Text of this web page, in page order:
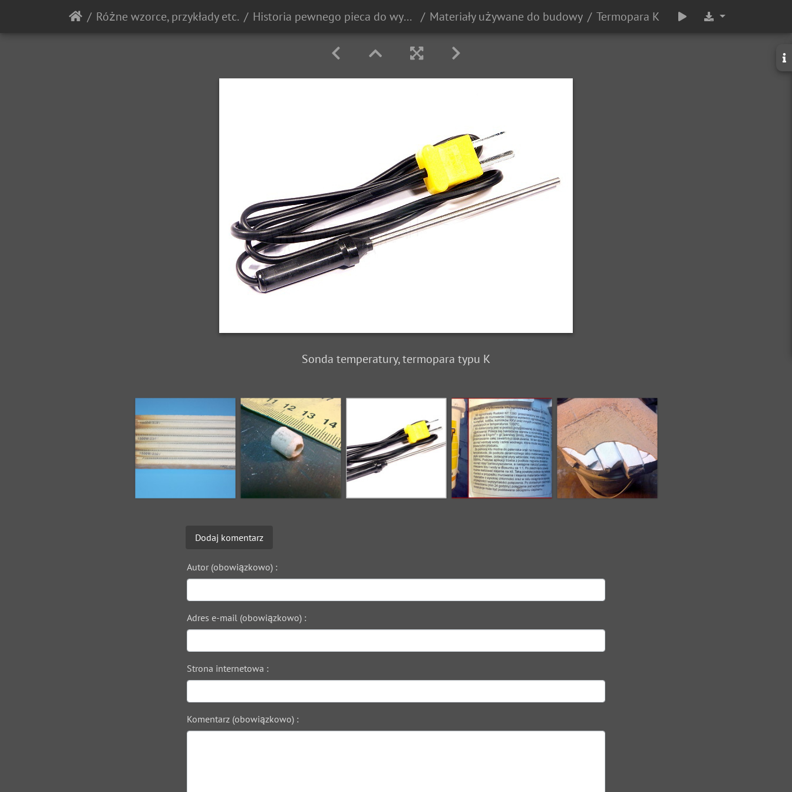
Różne wzorce, przykłady etc. Historia pewnego pieca do wypalania ceramiki... Materiały używane do budowy Termopara K
Sonda temperatury, termopara typu K
Dodaj komentarz
Autor (obowiązkowo) :
Adres e-mail (obowiązkowo) :
Strona internetowa :
Komentarz (obowiązkowo) :